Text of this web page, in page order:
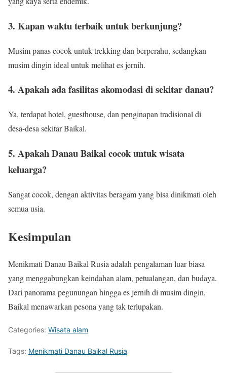
3. Kapan waktu terbaik untuk berkunjung?
Musim panas cocok untuk trekking dan berperahu, sedangkan
musim dingin ideal untuk melihat es jernih.
4. Apakah ada fasilitas akomodasi di sekitar danau?
Ya, terdapat hotel, guesthouse, dan penginapan tradisional di
desa-desa sekitar Baikal.
5. Apakah Danau Baikal cocok untuk wisata
keluarga?
Sangat cocok, dengan aktivitas beragam yang bisa dinikmati oleh
semua usia.
Kesimpulan
Menikmati Danau Baikal Rusia adalah pengalaman luar biasa
yang menggabungkan keindahan alam, petualangan, dan budaya.
Dari panorama pegunungan hingga es jernih di musim dingin,
Baikal menawarkan pesona yang tak terlupakan.
Categories: Wisata alam
Tags: Menikmati Danau Baikal Rusia